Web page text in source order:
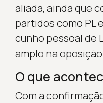
aliada, ainda que
partidos como PL
cunho pessoal de
amplo na
O que
Com a